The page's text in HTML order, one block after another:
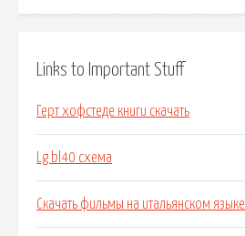
Links to Important Stuff
Герт хофстеде книги скачать
Lg bl40 схема
Скачать фильмы на итальянском языке